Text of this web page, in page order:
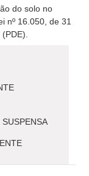
do solo no
nº 16.050, de 31